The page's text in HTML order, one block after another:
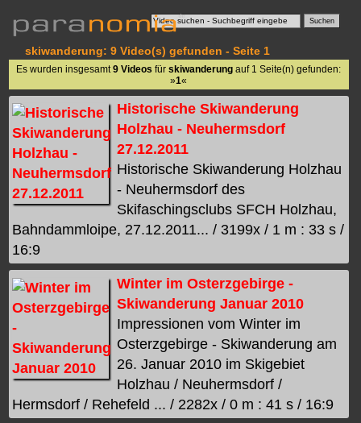
skiwanderung: 9 Video(s) gefunden - Seite 1
Es wurden insgesamt9 Videos fürskiwanderung auf 1 Seite(n) gefunden:
»1«
Historische Skiwanderung
Holzhau - Neuhermsdorf
27.12.2011
Historische Skiwanderung Holzhau
- Neuhermsdorf des
Skifaschingsclubs SFCH Holzhau,
Bahndammloipe, 27.12.2011... / 3199x / 1 m : 33 s /
16:9
Winter im Osterzgebirge -
Skiwanderung Januar 2010
Impressionen vom Winter im
Osterzgebirge - Skiwanderung am
26. Januar 2010 im Skigebiet
Holzhau / Neuhermsdorf /
Hermsdorf / Rehefeld ... / 2282x / 0 m : 41 s / 16:9